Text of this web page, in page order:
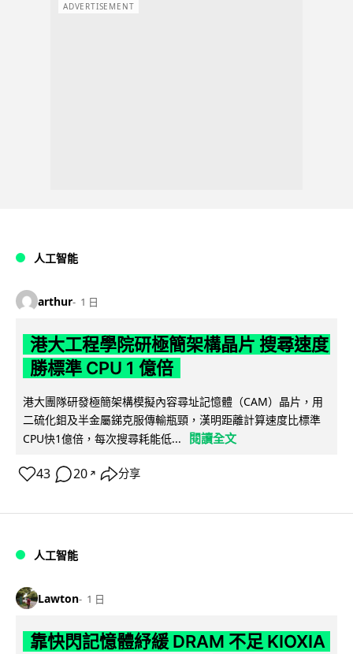
ADVERTISEMENT
人工智能
arthur 1 日
港大工程學院研極簡架構晶片 搜尋速度
勝標準 CPU 1 億倍
港大團隊研發極簡架構模擬內容尋址記憶體（CAM）晶片，用
二硫化鉬及半金屬銻克服傳輸瓶頸，漢明距離計算速度比標準
CPU快1億倍，每次搜尋耗能低...
閱讀全文
43 20 ↗ 分享
人工智能
Lawton 1 日
靠快閃記憶體紓緩 DRAM 不足 KIOXIA